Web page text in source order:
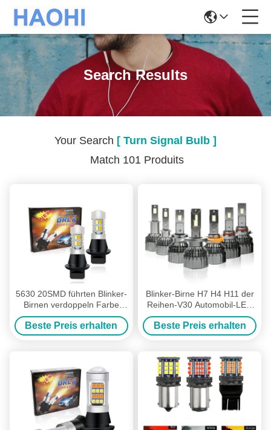
Search Results
Your Search [ Turn Signal Bulb ]
Match 101 Produits
5630 20SMD führten Blinker-
Birnen verdoppeln Farbe
7440 T20 BA15S 1156
BAU15S
Beste Preis erhalten
Blinker-Birne H7 H4 H11 der
Reihen-V30 Automobil-LED
des Auto-55W
Beste Preis erhalten